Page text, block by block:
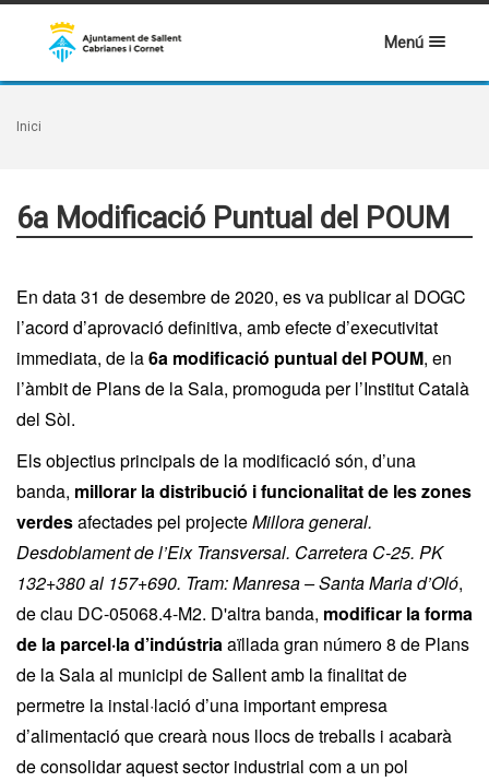
Menú
Inici
6a Modificació Puntual del POUM
En data 31 de desembre de 2020, es va publicar al DOGC
l’acord d’aprovació definitiva, amb efecte d’executivitat
immediata, de la6a modificació puntual del POUM, en
l’àmbit de Plans de la Sala, promoguda per l’Institut Català
del Sòl.
Els objectius principals de la modificació són, d’una
banda, millorar la distribució i funcionalitat de les zones
verdesafectades pel projecteMillora general.
Desdoblament de l’Eix Transversal. Carretera C-25. PK
132+380 al 157+690. Tram: Manresa – Santa Maria d’Oló,
de clau DC-05068.4-M2. D'altra banda, modificar la forma
de la parcel·la d’indústriaaïllada gran número 8 de Plans
de la Sala al municipi de Sallent amb la finalitat de
permetre la instal·lació d’una important empresa
d’alimentació que crearà nous llocs de treballs i acabarà
de consolidar aquest sector industrial com a un pol